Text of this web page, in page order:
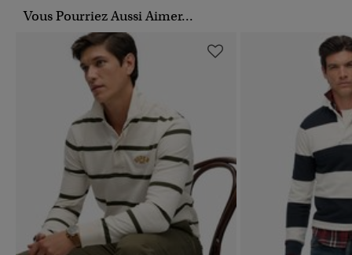
Vous Pourriez Aussi Aimer...